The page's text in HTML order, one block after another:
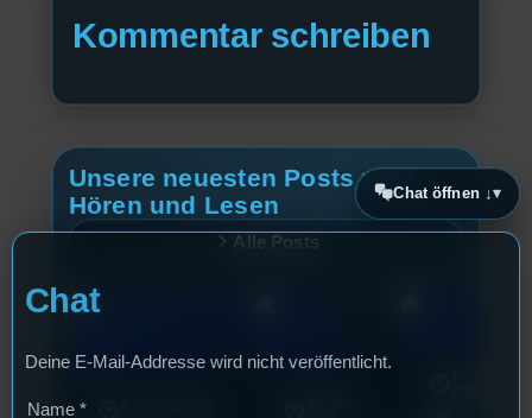
Kommentar schreiben
Unsere neuesten Posts zum
Hören und Lesen
Alle Posts
Chat öffnen ↓
Chat
Deine E-Mail-Addresse wird nicht veröffentlicht.
Name *